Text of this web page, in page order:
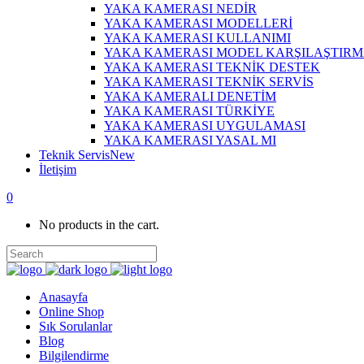
YAKA KAMERASI NEDİR
YAKA KAMERASI MODELLERİ
YAKA KAMERASI KULLANIMI
YAKA KAMERASI MODEL
YAKA KAMERASI TEKNİK DESTEK
YAKA KAMERASI TEKNİK SERVİS
YAKA KAMERALI DENETİM
YAKA KAMERASI TÜRKİYE
YAKA KAMERASI UYGULAMASI
YAKA KAMERASI YASAL MI
Teknik ServisNew
İletişim
0
No products in the cart.
Anasayfa
Online Shop
Sık Sorulanlar
Blog
Bilgilendirme